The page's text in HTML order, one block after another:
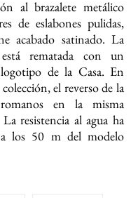
al brazalete metálico
de eslabones pulidas,
acabado satinado. La
rematada con un
de la Casa. En
el reverso de la
en la misma
resistencia al agua ha
los 50 m del modelo